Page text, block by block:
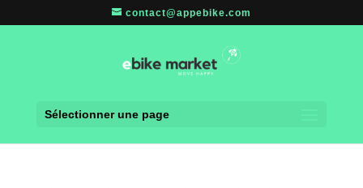
contact@appebike.com
Sélectionner une page